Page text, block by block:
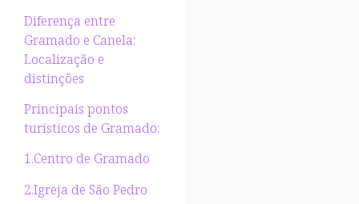
Diferença entre
Gramado e Canela:
Localização e
distinções
Principais pontos
turísticos de Gramado:
1.Centro de Gramado
2.Igreja de São Pedro